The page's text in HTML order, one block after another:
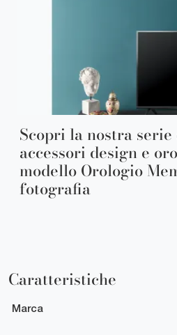
Scopri la nostra
accessori design e
modello Orologio
fotografia
Caratteristiche
Marca